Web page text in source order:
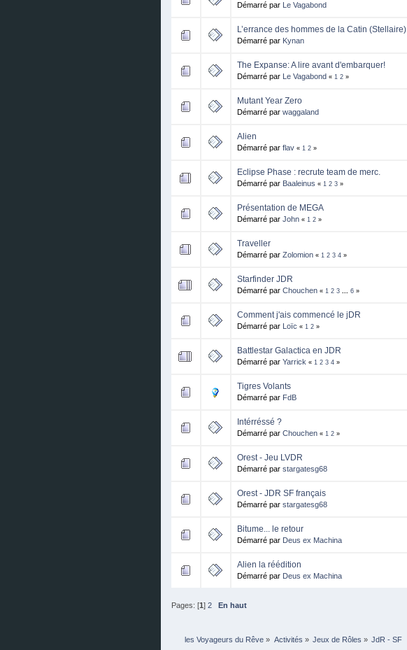
Démarré par Le Vagabond
L’errance des hommes de la Catin (Stellaire)
Démarré par Kynan
The Expanse: A lire avant d'embarquer!
Démarré par Le Vagabond « 1 2»
Mutant Year Zero
Démarré par waggaland
Alien
Démarré par flav « 1 2»
Eclipse Phase : recrute team de merc.
Démarré par Baaleinus « 1 2 3»
Présentation de MEGA
Démarré par John « 1 2»
Traveller
Démarré par Zolomion « 1 2 3 4»
Starfinder JDR
Démarré par Chouchen « 1 2 3 ... 6»
Comment j'ais commencé le jDR
Démarré par Loïc « 1 2»
Battlestar Galactica en JDR
Démarré par Yarrick « 1 2 3 4»
Tigres Volants
Démarré par FdB
Intérréssé ?
Démarré par Chouchen « 1 2»
Orest - Jeu LVDR
Démarré par stargatesg68
Orest - JDR SF français
Démarré par stargatesg68
Bitume... le retour
Démarré par Deus ex Machina
Alien la réédition
Démarré par Deus ex Machina
Pages: [1] 2 En haut
les Voyageurs du Rêve » Activités » Jeux de Rôles » JdR - SF